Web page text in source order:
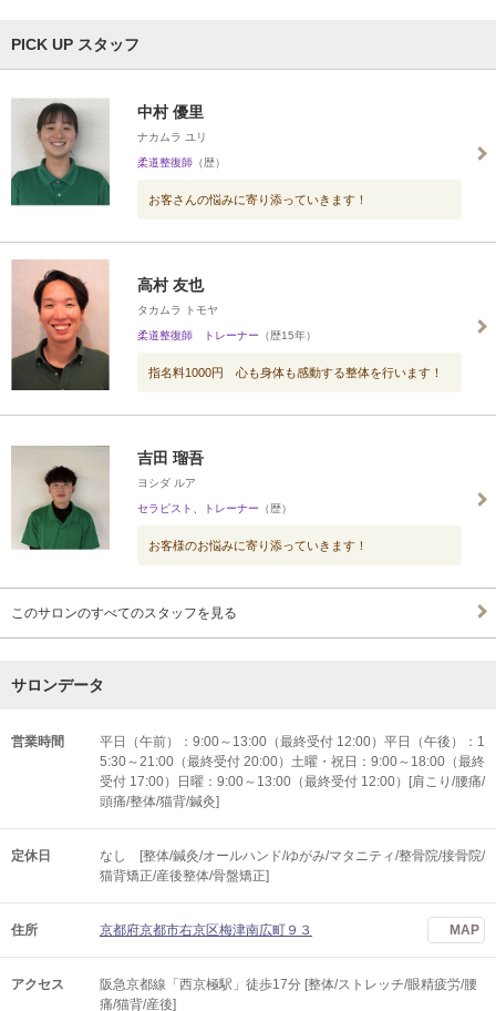
PICK UP スタッフ
中村 優里
ナカムラ ユリ
柔道整復師 （歴）
お客さんの悩みに寄り添っていきます！
高村 友也
タカムラ トモヤ
柔道整復師 トレーナー （歴15年）
指名料1000円 心も身体も感動する整体を行います！
吉田 瑠吾
ヨシダ ルア
セラピスト、トレーナー （歴）
お客様のお悩みに寄り添っていきます！
このサロンのすべてのスタッフを見る
サロンデータ
営業時間
平日（午前）：9:00～13:00（最終受付 12:00）平日（午後）：1
5:30～21:00（最終受付 20:00）土曜・祝日：9:00～18:00（最終
受付 17:00）日曜：9:00～13:00（最終受付 12:00）[肩こり/腰痛/
頭痛/整体/猫背/鍼灸]
定休日
なし [整体/鍼灸/オールハンド/ゆがみ/マタニティ/整骨院/接骨院/
猫背矯正/産後整体/骨盤矯正]
住所 京都府京都市右京区梅津南広町９３ MAP
アクセス
阪急京都線「西京極駅」徒歩17分 [整体/ストレッチ/眼精疲労/腰
痛/猫背/産後]